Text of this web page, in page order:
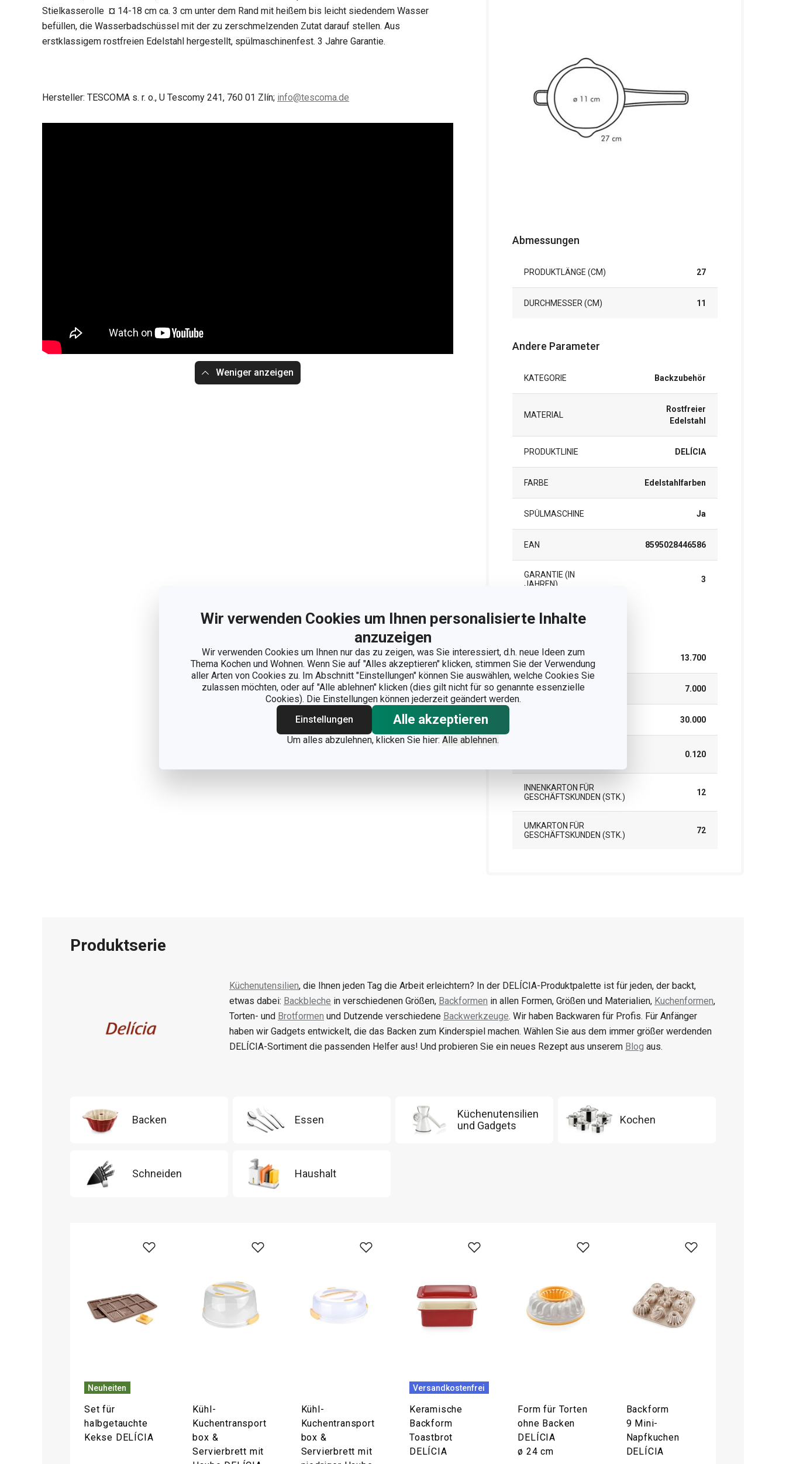
Wir verwenden Cookies um Ihnen personalisierte Inhalte
anzuzeigen
Wir verwenden Cookies um Ihnen nur das zu zeigen, was Sie interessiert, d.h. neue Ideen zum
Thema Kochen und Wohnen. Wenn Sie auf "Alles akzeptieren" klicken, stimmen Sie der Verwendung
aller Arten von Cookies zu. Im Abschnitt "Einstellungen" können Sie auswählen, welche Cookies Sie
zulassen möchten, oder auf "Alle ablehnen" klicken (dies gilt nicht für so genannte essenzielle
Cookies). Die Einstellungen können jederzeit geändert werden.
Einstellungen
Alle akzeptieren
Um alles abzulehnen, klicken Sie hier: Alle ablehnen.
Stielkasserolle ¤ 14-18 cm ca. 3 cm unter dem Rand mit heißem bis leicht siedendem Wasser
befüllen, die Wasserbadschüssel mit der zu zerschmelzenden Zutat darauf stellen. Aus
erstklassigem rostfreien Edelstahl hergestellt, spülmaschinenfest. 3 Jahre Garantie.
Hersteller: TESCOMA s. r. o., U Tescomy 241, 760 01 Zlín; info@tescoma.de
Weniger anzeigen
Abmessungen
PRODUKTLÄNGE (CM) 27
DURCHMESSER (CM) 11
Andere Parameter
KATEGORIE Backzubehör
MATERIAL
Rostfreier
Edelstahl
PRODUKTLINIE DELÍCIA
FARBE Edelstahlfarben
SPÜLMASCHINE Ja
EAN 8595028446586
GARANTIE (IN
JAHREN)
3
Verpackung
BREITE (CM) 13.700
HÖHE (CM) 7.000
30.000
0.120
INNENKARTON FÜR
GESCHÄFTSKUNDEN (STK.)
12
UMKARTON FÜR
GESCHÄFTSKUNDEN (STK.)
72
Produktserie
Küchenutensilien, die Ihnen jeden Tag die Arbeit erleichtern? In der DELÍCIA-Produktpalette ist für jeden, der backt,
etwas dabei: Backbleche in verschiedenen Größen, Backformen in allen Formen, Größen und Materialien, Kuchenformen,
Torten- und Brotformen und Dutzende verschiedene Backwerkzeuge. Wir haben Backwaren für Profis. Für Anfänger
haben wir Gadgets entwickelt, die das Backen zum Kinderspiel machen. Wählen Sie aus dem immer größer werdenden
DELÍCIA-Sortiment die passenden Helfer aus! Und probieren Sie ein neues Rezept aus unserem Blog aus.
Backen Essen
Küchenutensilien
und Gadgets
Kochen
Schneiden Haushalt
Neuheiten
Set für
halbgetauchte
Kekse DELÍCIA
Kühl-
Kuchentransport
box &
Servierbrett mit
Kühl-
Kuchentransport
box &
Servierbrett mit
Versandkostenfrei
Keramische
Backform
Toastbrot
DELÍCIA
Form für Torten
ohne Backen
DELÍCIA
ø 24 cm
Backform
9 Mini-
Napfkuchen
DELÍCIA